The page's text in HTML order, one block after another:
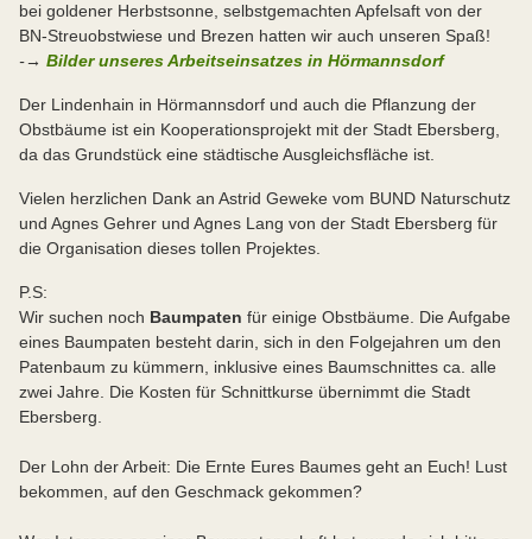
bei goldener Herbstsonne, selbstgemachten Apfelsaft von der
BN-Streuobstwiese und Brezen hatten wir auch unseren Spaß!
-→ Bilder unseres Arbeitseinsatzes in Hörmannsdorf
Der Lindenhain in Hörmannsdorf und auch die Pflanzung der
Obstbäume ist ein Kooperationsprojekt mit der Stadt Ebersberg,
da das Grundstück eine städtische Ausgleichsfläche ist.
Vielen herzlichen Dank an Astrid Geweke vom BUND Naturschutz
und Agnes Gehrer und Agnes Lang von der Stadt Ebersberg für
die Organisation dieses tollen Projektes.
P.S:
Wir suchen noch Baumpaten für einige Obstbäume. Die Aufgabe
eines Baumpaten besteht darin, sich in den Folgejahren um den
Patenbaum zu kümmern, inklusive eines Baumschnittes ca. alle
zwei Jahre. Die Kosten für Schnittkurse übernimmt die Stadt
Ebersberg.
Der Lohn der Arbeit: Die Ernte Eures Baumes geht an Euch! Lust
bekommen, auf den Geschmack gekommen?